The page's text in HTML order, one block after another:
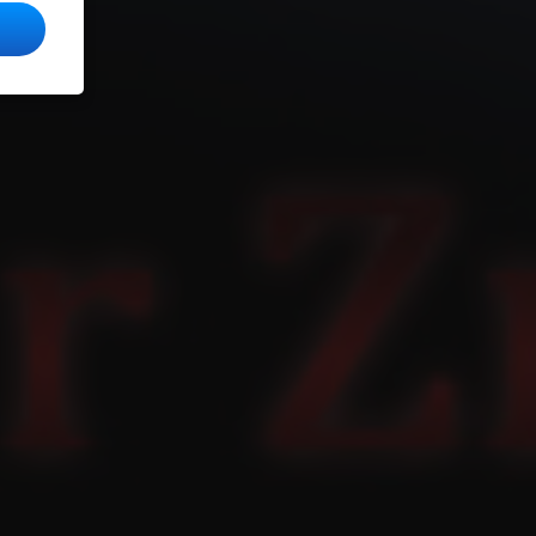
prvenstvu 2011. godine
sa Regional Championshipa by Lukavečki